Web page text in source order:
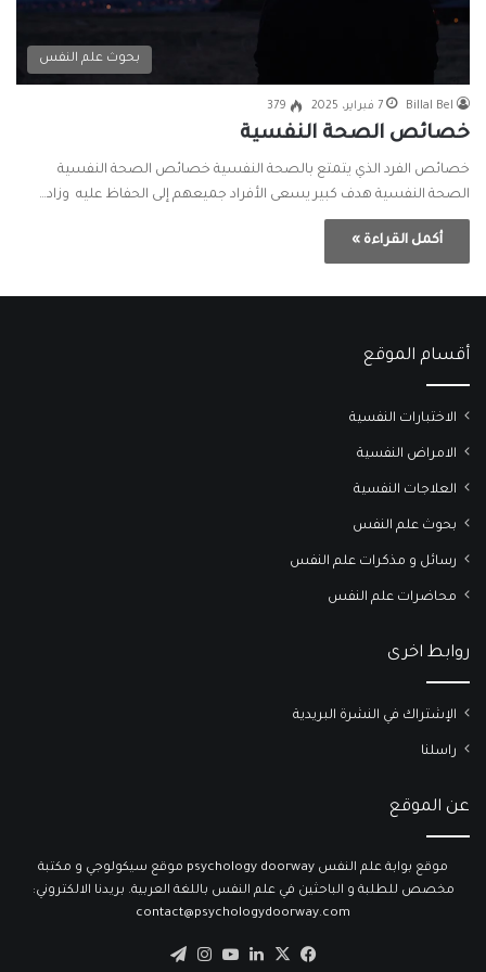
بحوث علم النفس
Billal Bel 7 فبراير، 2025 379
خصائص الصحة النفسية
خصائص الفرد الذي يتمتع بالصحة النفسية خصائص الصحة النفسية
الصحة النفسية هدف كبير يسعى الأفراد جميعهم إلى الحفاظ عليه وزاد…
أكمل القراءة »
أقسام الموقع
الاختبارات النفسية
الامراض النفسية
العلاجات النفسية
بحوث علم النفس
رسائل و مذكرات علم النفس
محاضرات علم النفس
روابط اخرى
الإشتراك في النشرة البريدية
راسلنا
عن الموقع
موقع بوابة علم النفس psychology doorway موقع سيكولوجي و مكتبة
مخصص للطلبة و الباحثين في علم النفس باللغة العربية. بريدنا الالكتروني:
contact@psychologydoorway.com
فيسبوك
‫X لينكدإن‫YouTubeانستقرام